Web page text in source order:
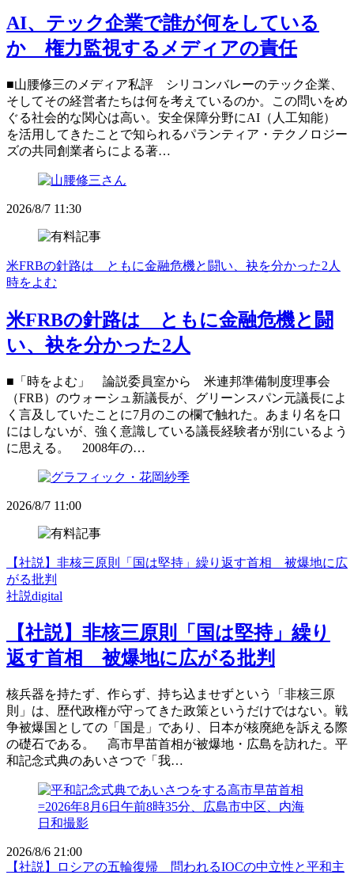
AI、テック企業で誰が何をしている
か 権力監視するメディアの責任
■山腰修三のメディア私評 シリコンバレーのテック企業、
そしてその経営者たちは何を考えているのか。この問いをめ
ぐる社会的な関心は高い。安全保障分野にAI（人工知能）
を活用してきたことで知られるパランティア・テクノロジー
ズの共同創業者らによる著…
2026/8/7 11:30
米FRBの針路は ともに金融危機と闘い、袂を分かった2人
時をよむ
米FRBの針路は ともに金融危機と闘
い、袂を分かった2人
■「時をよむ」 論説委員室から 米連邦準備制度理事会
（FRB）のウォーシュ新議長が、グリーンスパン元議長によ
く言及していたことに7月のこの欄で触れた。あまり名を口
にはしないが、強く意識している議長経験者が別にいるよう
に思える。 2008年の…
2026/8/7 11:00
【社説】非核三原則「国は堅持」繰り返す首相 被爆地に広
がる批判
社説digital
【社説】非核三原則「国は堅持」繰り
返す首相 被爆地に広がる批判
核兵器を持たず、作らず、持ち込ませずという「非核三原
則」は、歴代政権が守ってきた政策というだけではない。戦
争被爆国としての「国是」であり、日本が核廃絶を訴える際
の礎石である。 高市早苗首相が被爆地・広島を訪れた。平
和記念式典のあいさつで「我…
2026/8/6 21:00
【社説】ロシアの五輪復帰 問われるIOCの中立性と平和主